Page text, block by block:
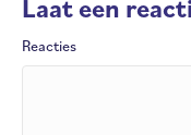
Laat een
Reacties